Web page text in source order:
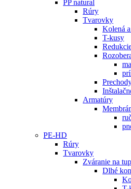
PP natural
Rúry
Tvarovky
Kolená
T-kusy
Armatúry
PE-HD
Rúry
Tvarovky
Zváranie na
Dlhé